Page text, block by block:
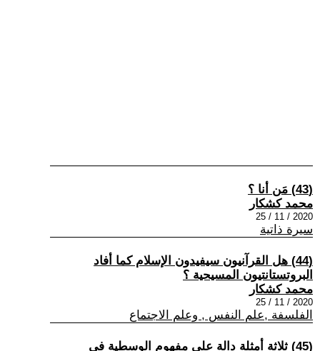
(43) مَن أنا ؟
محمد كشكار
2020 / 11 / 25
سيرة ذاتية
(44) هل القرآنيون سيفيدون الإسلام كما أفاد
البروتستانتيون المسيحية ؟
محمد كشكار
2020 / 11 / 25
الفلسفة ,علم النفس , وعلم الاجتماع
(45) ثلاثة أمثلة دالة على مفهوم الوسطية في